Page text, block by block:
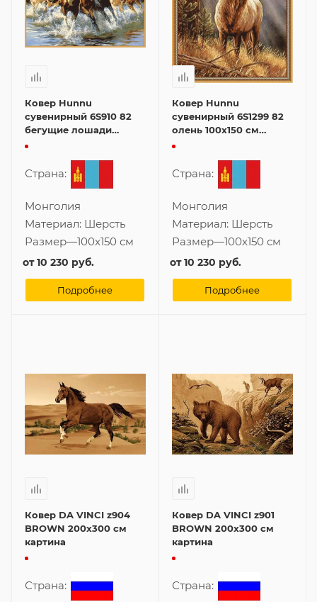
Ковер Hunnu
сувенирный 6S910 82
бегущие лошади
100x150 см картина
Страна:
Монголия
Материал: Шерсть
Размер—100x150 см
от10 230 руб.
Подробнее
Ковер Hunnu
сувенирный 6S1299 82
олень 100x150 см
картина
Страна:
Монголия
Материал: Шерсть
Размер—100x150 см
от10 230 руб.
Подробнее
Ковер DA VINCI z904
BROWN 200x300 см
картина
Страна:
Ковер DA VINCI z901
BROWN 200x300 см
картина
Страна: